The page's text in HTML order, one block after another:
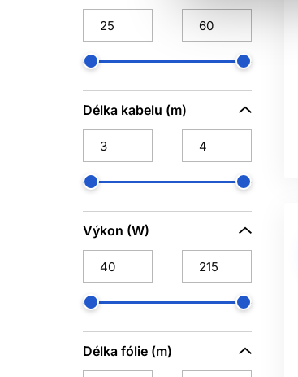
Ultron
1
Wet Brush
Délka kabelu (m)
Výkon (W)
Délka fólie (m)